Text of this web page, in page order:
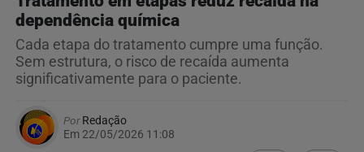
dependência química
Cada etapa do tratamento cumpre uma função.
Sem estrutura, o risco de recaída aumenta
significativamente para o paciente.
PorRedação
Em 22/05/2026 11:08